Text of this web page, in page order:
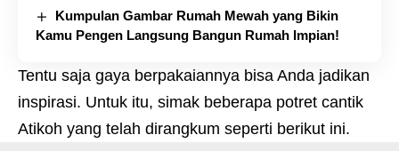
Kumpulan Gambar Rumah Mewah yang Bikin
Kamu Pengen Langsung Bangun Rumah Impian!
Tentu saja gaya berpakaiannya bisa Anda jadikan
inspirasi. Untuk itu, simak beberapa potret cantik
Atikoh yang telah dirangkum seperti berikut ini.